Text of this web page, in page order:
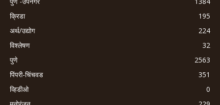
क्रिडा
195
अर्थ/उद्योग
224
विश्लेषण
32
पुणे
2563
पिंपरी-चिंचवड
351
व्हिडीओ
0